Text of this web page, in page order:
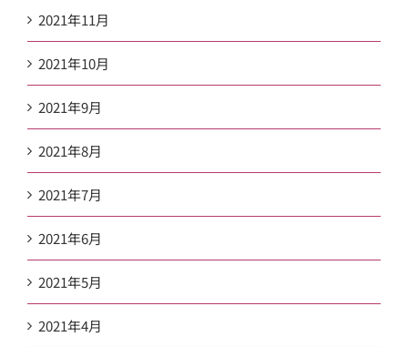
2021年11月
2021年10月
2021年9月
2021年8月
2021年7月
2021年6月
2021年5月
2021年4月